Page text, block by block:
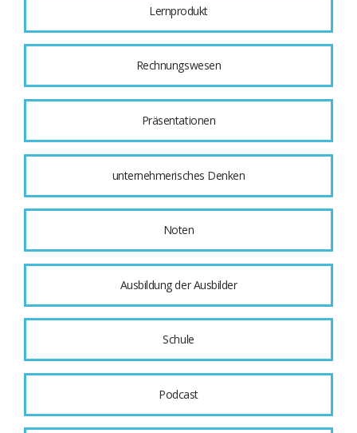
Lernprodukt
Rechnungswesen
Präsentationen
unternehmerisches Denken
Noten
Ausbildung der Ausbilder
Schule
Podcast